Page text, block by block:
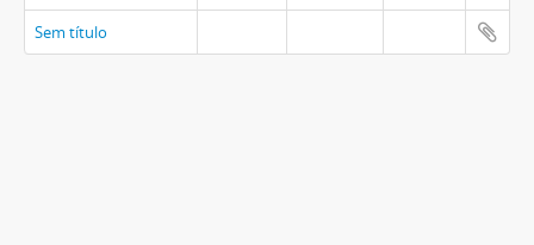
Sem título